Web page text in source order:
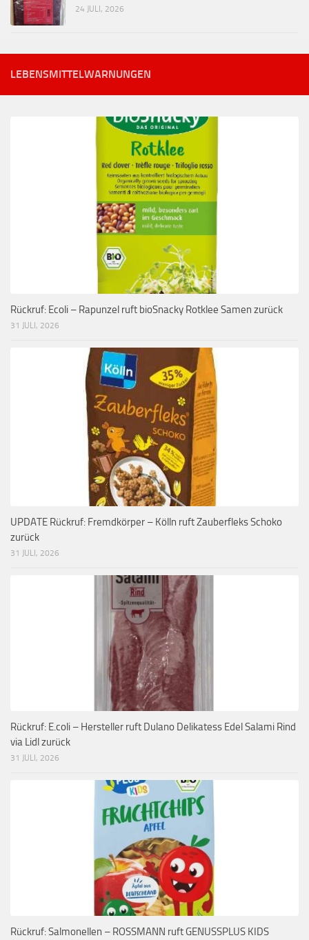
24 JULI, 2026
LEBENSMITTELWARNUNGEN
Rückruf: Ecoli – Rapunzel ruft bioSnacky Rotklee Samen zurück
31 JULI, 2026
UPDATE Rückruf: Fremdkörper – Kölln ruft Zauberfleks Schoko
zurück
31 JULI, 2026
Rückruf: E.coli – Hersteller ruft Dulano Delikatess Edel Salami Rind
via Lidl zurück
31 JULI, 2026
Rückruf: Salmonellen – ROSSMANN ruft GENUSSPLUS KIDS